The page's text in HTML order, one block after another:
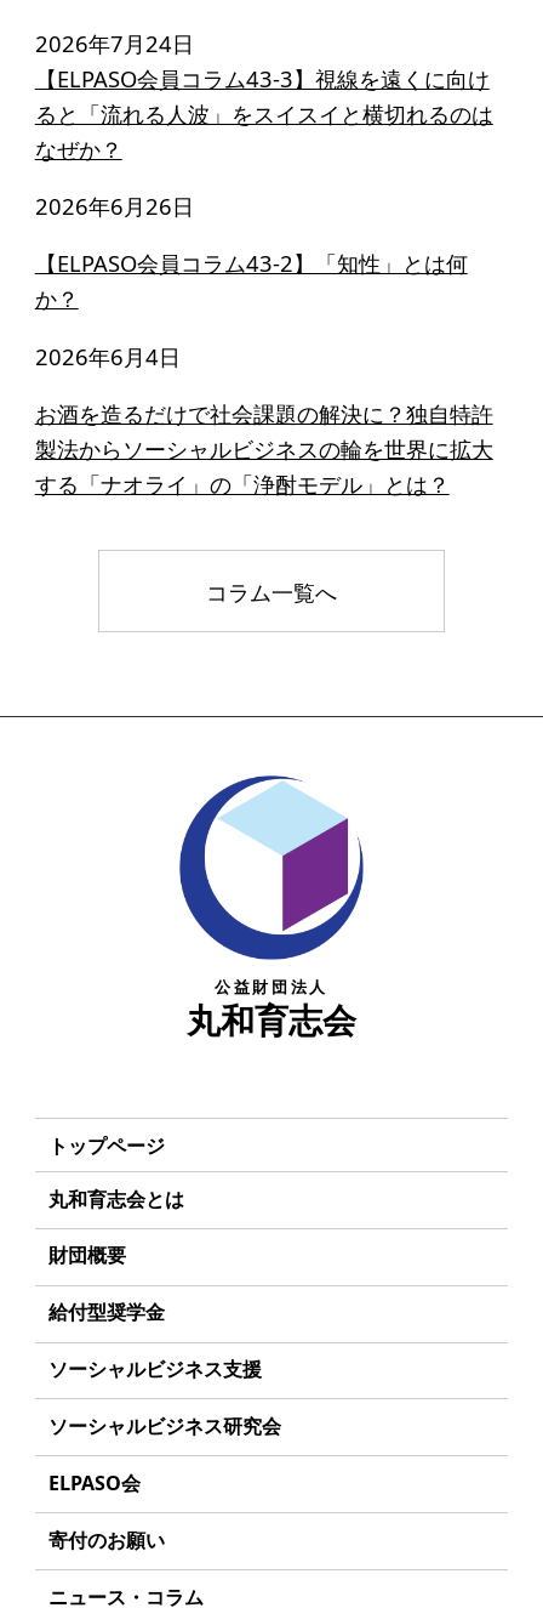
2026年7月24日
【ELPASO会員コラム43-3】視線を遠くに向け
ると「流れる人波」をスイスイと横切れるのは
なぜか？
2026年6月26日
【ELPASO会員コラム43-2】「知性」とは何
か？
2026年6月4日
お酒を造るだけで社会課題の解決に？独自特許
製法からソーシャルビジネスの輪を世界に拡大
する「ナオライ」の「浄酎モデル」とは？
コラム一覧へ
公益財団法人
丸和育志会
トップページ
丸和育志会とは
理事長あいさつ
丸和育志会の目指す未来
学生のみなさんへ
起業を考えているみなさんへ
応援したいみなさんへ
財団概要
理念
沿革
組織
年間スケジュール
定款
個人情報保護方針
給付型奨学金
事業方針
給付型奨学金とは
ソーシャルビジネス支援
事業方針
ソーシャルビジネスとは
ソーシャルビジネス研究会
研究会のねらい
研究会一覧
ELPASO会
ELPASO会とは
寄付のお願い
お手続き
ニュース・コラム